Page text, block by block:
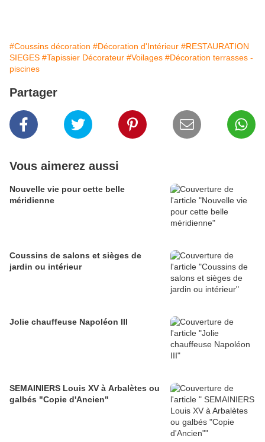
#Coussins décoration #Décoration d'Intérieur #RESTAURATION
SIEGES #Tapissier Décorateur #Voilages #Décoration terrasses -
piscines
Partager
Vous aimerez aussi
Nouvelle vie pour cette belle
méridienne
Coussins de salons et sièges de
jardin ou intérieur
Jolie chauffeuse Napoléon III
SEMAINIERS Louis XV à Arbalètes ou
galbés "Copie d'Ancien"